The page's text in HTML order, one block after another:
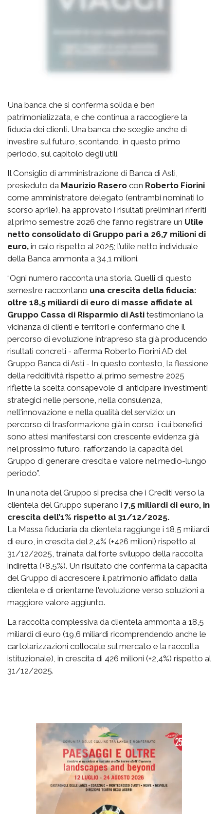
Una banca che si conferma solida e ben
patrimonializzata, e che continua a raccogliere la
fiducia dei clienti. Una banca che sceglie anche di
investire sul futuro, scontando, in questo primo
periodo, sul capitolo degli utili.
Il Consiglio di amministrazione di Banca di Asti,
presieduto da Maurizio Rasero con Roberto Fiorini
come amministratore delegato (entrambi nominati lo
scorso aprile), ha approvato i risultati preliminari riferiti
al primo semestre 2026 che fanno registrare un Utile
netto consolidato di Gruppo pari a 26,7 milioni di
euro, in calo rispetto al 2025; l’utile netto individuale
della Banca ammonta a 34,1 milioni.
“Ogni numero racconta una storia. Quelli di questo
semestre raccontano una crescita della fiducia:
oltre 18,5 miliardi di euro di masse affidate al
Gruppo Cassa di Risparmio di Asti testimoniano la
vicinanza di clienti e territori e confermano che il
percorso di evoluzione intrapreso sta già producendo
risultati concreti - afferma Roberto Fiorini AD del
Gruppo Banca di Asti - In questo contesto, la flessione
della redditività rispetto al primo semestre 2025
riflette la scelta consapevole di anticipare investimenti
strategici nelle persone, nella consulenza,
nell'innovazione e nella qualità del servizio: un
percorso di trasformazione già in corso, i cui benefici
sono attesi manifestarsi con crescente evidenza già
nel prossimo futuro, rafforzando la capacità del
Gruppo di generare crescita e valore nel medio-lungo
periodo”.
In una nota del Gruppo si precisa che i Crediti verso la
clientela del Gruppo superano i 7,5 miliardi di euro, in
crescita dell’1% rispetto al 31/12/2025.
La Massa fiduciaria da clientela raggiunge i 18,5 miliardi
di euro, in crescita del 2,4% (+426 milioni) rispetto al
31/12/2025, trainata dal forte sviluppo della raccolta
indiretta (+8,5%). Un risultato che conferma la capacità
del Gruppo di accrescere il patrimonio affidato dalla
clientela e di orientarne l'evoluzione verso soluzioni a
maggiore valore aggiunto.
La raccolta complessiva da clientela ammonta a 18,5
miliardi di euro (19,6 miliardi ricomprendendo anche le
cartolarizzazioni collocate sul mercato e la raccolta
istituzionale), in crescita di 426 milioni (+2,4%) rispetto al
31/12/2025.